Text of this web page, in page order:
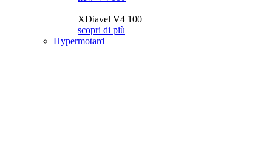
XDiavel V4 100
scopri di più
Hypermotard